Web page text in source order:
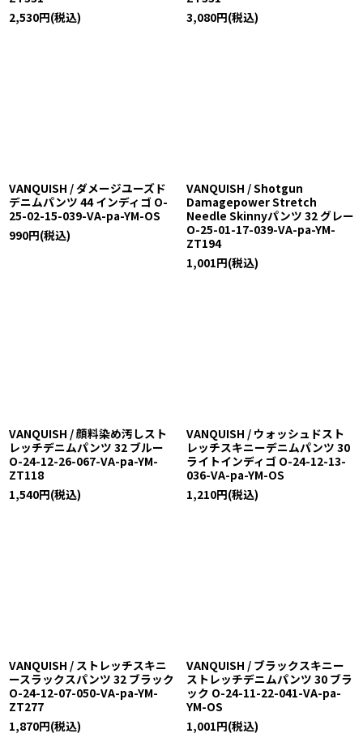
2,530円(税込)
3,080円(税込)
VANQUISH / ダメージユーズド
デニムパンツ 44 インディゴ O-
25-02-15-039-VA-pa-YM-OS
990円(税込)
VANQUISH / Shotgun
Damagepower Stretch
Needle Skinnyパンツ 32 グレー
O-25-01-17-039-VA-pa-YM-
ZT194
1,001円(税込)
VANQUISH / 顔料染め汚しスト
レッチデニムパンツ 32 ブルー
O-24-12-26-067-VA-pa-YM-
ZT118
1,540円(税込)
VANQUISH / ウォッシュドスト
レッチスキニーデニムパンツ 30
ライトインディゴ O-24-12-13-
036-VA-pa-YM-OS
1,210円(税込)
VANQUISH / ストレッチスキニ
ースラックスパンツ 32 ブラック
O-24-12-07-050-VA-pa-YM-
ZT277
1,870円(税込)
VANQUISH / ブラックスキニー
ストレッチデニムパンツ 30 ブラ
ック O-24-11-22-041-VA-pa-
YM-OS
1,001円(税込)